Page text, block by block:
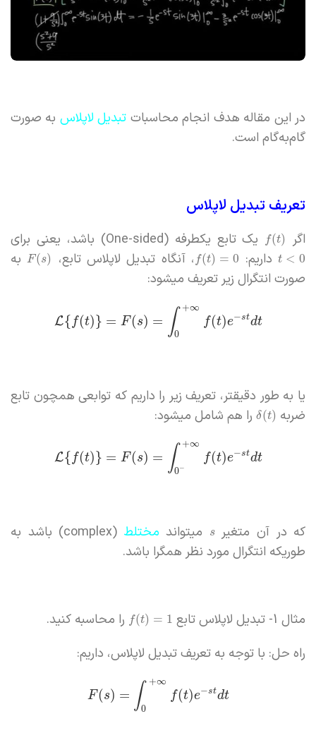
در این مقاله هدف انجام محاسبات تبدیل لاپلاس به صورت
گام‌به‌گام است.
تعریف تبدیل لاپلاس
اگر f(t) یک تابع یکطرفه (One-sided) باشد، یعنی برای
t < 0 داریم: f(t) = 0 ، آنگاه تبدیل لاپلاس تابع، F (s)
به
صورت انتگرال زیر تعریف میشود:
L{ f(t)} = F (s) = ∫ +∞
0
f(t)e−stdt
یا به طور دقیقتر، تعریف زیر را داریم که توابعی همچون تابع
ضربه
δ(t) را هم شامل میشود:
L{ f(t)} = F (s) = ∫ +∞
0−
f(t)e−stdt
که در آن متغیرs میتواند مختلط
(complex) باشد به
طوریکه انتگرال مورد نظر همگرا باشد.
مثال 1- تبدیل لاپلاس تابع f(t) = 1
را محاسبه کنید.
راه حل: با توجه به تعریف تبدیل لاپلاس، داریم:
F(s) = ∫ +∞
0
f(t)e−stdt